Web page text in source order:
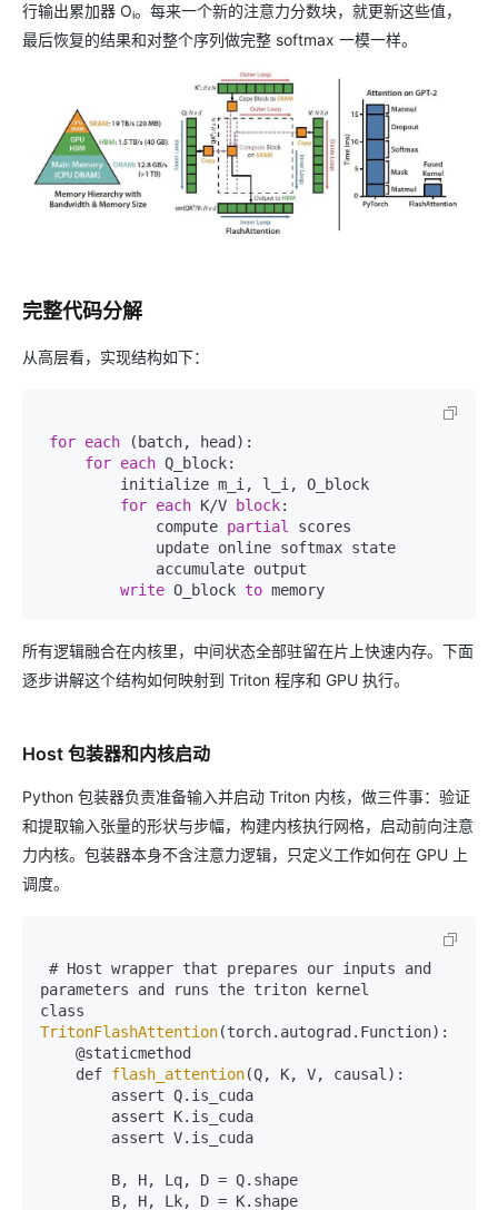
行输出累加器 Oᵢ。每来一个新的注意力分数块，就更新这些值，
最后恢复的结果和对整个序列做完整 softmax 一模一样。
完整代码分解
从高层看，实现结构如下：
for each (batch, head):
for each Q_block:
for each K/V block:
             compute
partial
scores
write O_block to
所有逻辑融合在内核里，中间状态全部驻留在片上快速内存。下面
逐步讲解这个结构如何映射到 Triton 程序和 GPU 执行。
Host 包装器和内核启动
Python 包装器负责准备输入并启动 Triton 内核，做三件事：验证
和提取输入张量的形状与步幅，构建内核执行网格，启动前向注意
力内核。包装器本身不含注意力逻辑，只定义工作如何在 GPU 上
调度。
parameters and runs the triton kernel
TritonFlashAttention(torch.autograd.Function):
    def
flash_attention(Q, K, V, causal):